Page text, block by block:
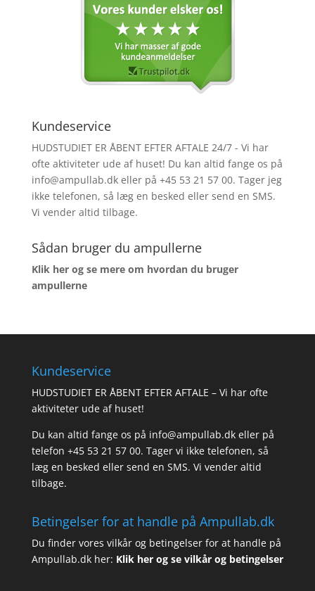
Kundeservice
HUDSTUDIET ER ÅBENT EFTER AFTALE 24/7 - Vi har
ofte aktiviteter ude af huset! Du kan altid fange os på
info@ampullab.dk eller på +45 53 21 57 00. Tager jeg
ikke telefonen, så læg en besked eller send en SMS.
Vi vender altid tilbage.
Sådan bruger du ampullerne
Klik her og se mere om hvordan du bruger
ampullerne
Kundeservice
HUDSTUDIET ER ÅBENT EFTER AFTALE – Vi har ofte
aktiviteter ude af huset!
Du kan altid fange os på info@ampullab.dk eller på
telefon +45 53 21 57 00. Tager vi ikke telefonen, så
læg en besked eller send en SMS. Vi vender altid
tilbage.
Betingelser for at handle på Ampullab.dk
Du finder vores vilkår og betingelser for at handle på
Ampullab.dk her: Klik her og se vilkår og betingelser